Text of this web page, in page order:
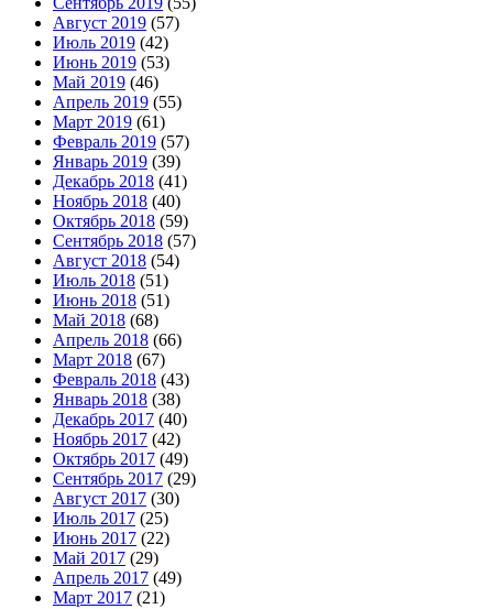
Август 2019 (57)
Июль 2019 (42)
Июнь 2019 (53)
Май 2019 (46)
Апрель 2019 (55)
Март 2019 (61)
Февраль 2019 (57)
Январь 2019 (39)
Декабрь 2018 (41)
Ноябрь 2018 (40)
Октябрь 2018 (59)
Сентябрь 2018 (57)
Август 2018 (54)
Июль 2018 (51)
Июнь 2018 (51)
Май 2018 (68)
Апрель 2018 (66)
Март 2018 (67)
Февраль 2018 (43)
Январь 2018 (38)
Декабрь 2017 (40)
Ноябрь 2017 (42)
Октябрь 2017 (49)
Сентябрь 2017 (29)
Август 2017 (30)
Июль 2017 (25)
Июнь 2017 (22)
Май 2017 (29)
Апрель 2017 (49)
Март 2017 (21)